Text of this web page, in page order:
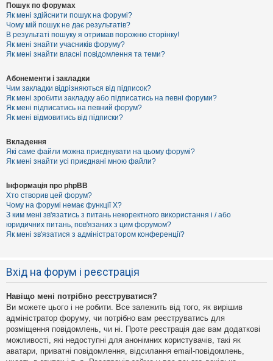
Пошук по форумах
Як мені здійснити пошук на форумі?
Чому мій пошук не дає результатів?
В результаті пошуку я отримав порожню сторінку!
Як мені знайти учасників форуму?
Як мені знайти власні повідомлення та теми?
Абонементи і закладки
Чим закладки відрізняються від підписок?
Як мені зробити закладку або підписатись на певні форуми?
Як мені підписатись на певний форум?
Як мені відмовитись від підписки?
Вкладення
Які саме файли можна приєднувати на цьому форумі?
Як мені знайти усі приєднані мною файли?
Інформація про phpBB
Хто створив цей форум?
Чому на форумі немає функції X?
З ким мені зв'язатись з питань некоректного використання і / або
юридичних питань, пов'язаних з цим форумом?
Як мені зв'язатися з адміністратором конференції?
Вхід на форум і реєстрація
Навіщо мені потрібно реєструватися?
Ви можете цього і не робити. Все залежить від того, як вирішив
адміністратор форуму, чи потрібно вам реєструватись для
розміщення повідомлень, чи ні. Проте реєстрація дає вам додаткові
можливості, які недоступні для анонімних користувачів, такі як
аватари, приватні повідомлення, відсилання email-повідомлень,